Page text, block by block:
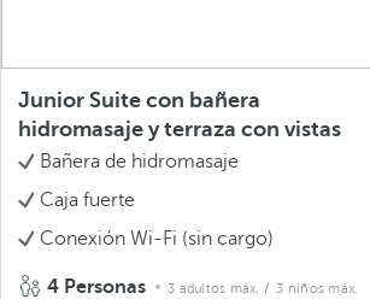
Junior Suite con bañera
hidromasaje y terraza con vistas
Bañera de hidromasaje
Caja fuerte
Conexión Wi-Fi (sin cargo)
4 Personas 3 adultos máx. / 3 niños máx.